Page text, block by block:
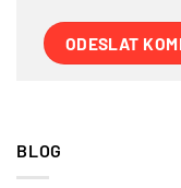
BLOG